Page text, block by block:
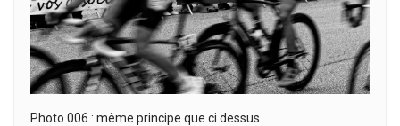
Photo 006 : même principe que ci dessus